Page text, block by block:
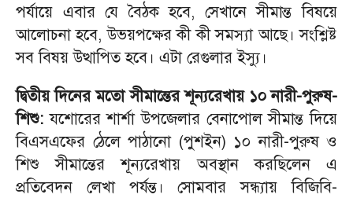
পর্যায়ে এবার যে বৈঠক হবে, সেখানে সীমান্ত বিষয়ে
আলোচনা হবে, উভয়পক্ষের কী কী সমস্যা আছে। সংশ্লিষ্ট
সব বিষয় উত্থাপিত হবে। এটা রেগুলার ইস্যু।
দ্বিতীয় দিনের মতো সীমান্তের শূন্যরেখায় ১০ নারী-পুরুষ-
শিশু: যশোরের শার্শা উপজেলার বেনাপোল সীমান্ত দিয়ে
বিএসএফের ঠেলে পাঠানো (পুশইন) ১০ নারী-পুরুষ ও
শিশু সীমান্তের শূন্যরেখায় অবস্থান করছিলেন এ
প্রতিবেদন লেখা পর্যন্ত। সোমবার সন্ধ্যায় বিজিবি-